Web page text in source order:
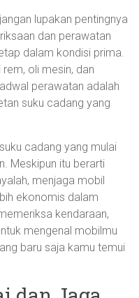
lupakan pentingnya
dan perawatan
dalam kondisi prima.
oli mesin, dan
perawatan adalah
suku cadang yang
cadang yang mulai
Meskipun itu berarti
menjaga mobil
ekonomis dalam
kendaraan,
mengenal mobilmu
baru saja kamu temui